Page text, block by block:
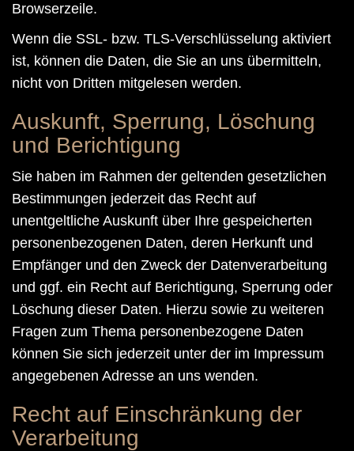
Browserzeile.
Wenn die SSL- bzw. TLS-Verschlüsselung aktiviert
ist, können die Daten, die Sie an uns übermitteln,
nicht von Dritten mitgelesen werden.
Auskunft, Sperrung, Löschung
und Berichtigung
Sie haben im Rahmen der geltenden gesetzlichen
Bestimmungen jederzeit das Recht auf
unentgeltliche Auskunft über Ihre gespeicherten
personenbezogenen Daten, deren Herkunft und
Empfänger und den Zweck der Datenverarbeitung
und ggf. ein Recht auf Berichtigung, Sperrung oder
Löschung dieser Daten. Hierzu sowie zu weiteren
Fragen zum Thema personenbezogene Daten
können Sie sich jederzeit unter der im Impressum
angegebenen Adresse an uns wenden.
Recht auf Einschränkung der
Verarbeitung